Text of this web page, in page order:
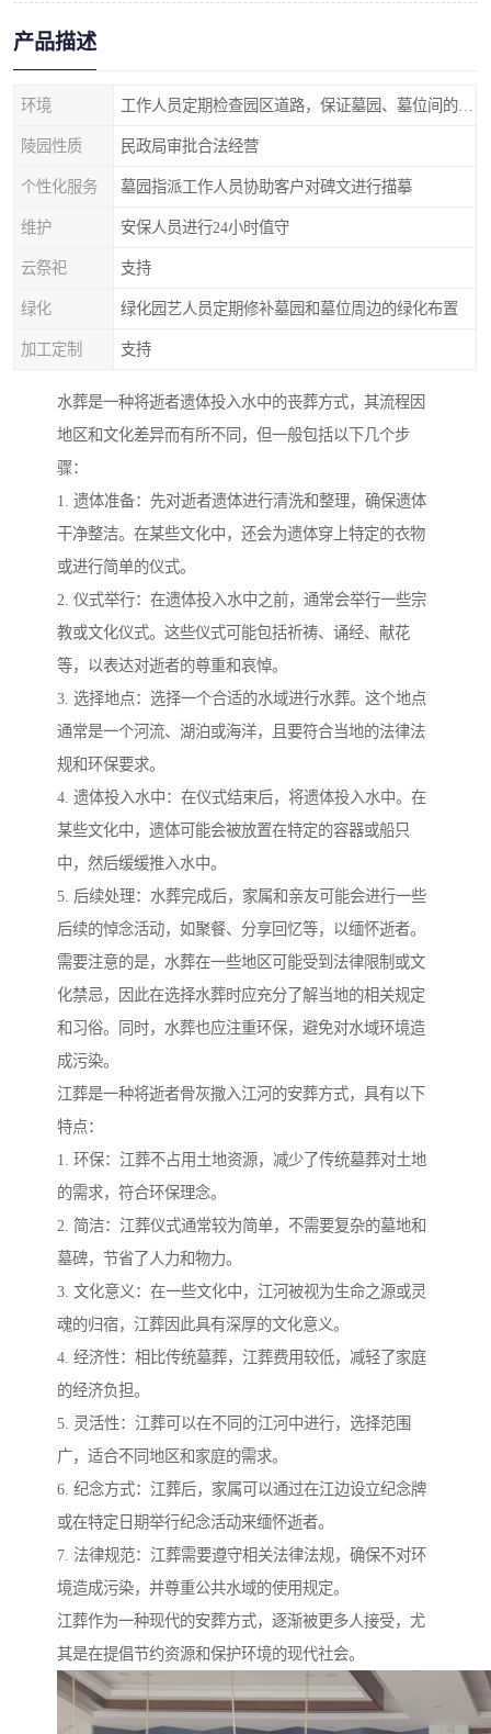
产品描述
环境
陵园性质 民政局审批合法经营
个性化服务 墓园指派工作人员协助客户对碑文进行描摹
维护 安保人员进行24小时值守
云祭祀 支持
绿化 绿化园艺人员定期修补墓园和墓位周边的绿化布置
加工定制 支持
水葬是一种将逝者遗体投入水中的丧葬方式，其流程因
地区和文化差异而有所不同，但一般包括以下几个步
骤：
1. 遗体准备：先对逝者遗体进行清洗和整理，确保遗体
干净整洁。在某些文化中，还会为遗体穿上特定的衣物
或进行简单的仪式。
2. 仪式举行：在遗体投入水中之前，通常会举行一些宗
教或文化仪式。这些仪式可能包括祈祷、诵经、献花
等，以表达对逝者的尊重和哀悼。
3. 选择地点：选择一个合适的水域进行水葬。这个地点
通常是一个河流、湖泊或海洋，且要符合当地的法律法
规和环保要求。
4. 遗体投入水中：在仪式结束后，将遗体投入水中。在
某些文化中，遗体可能会被放置在特定的容器或船只
中，然后缓缓推入水中。
5. 后续处理：水葬完成后，家属和亲友可能会进行一些
后续的悼念活动，如聚餐、分享回忆等，以缅怀逝者。
需要注意的是，水葬在一些地区可能受到法律限制或文
化禁忌，因此在选择水葬时应充分了解当地的相关规定
和习俗。同时，水葬也应注重环保，避免对水域环境造
成污染。
江葬是一种将逝者骨灰撒入江河的安葬方式，具有以下
特点：
1. 环保：江葬不占用土地资源，减少了传统墓葬对土地
的需求，符合环保理念。
2. 简洁：江葬仪式通常较为简单，不需要复杂的墓地和
墓碑，节省了人力和物力。
3. 文化意义：在一些文化中，江河被视为生命之源或灵
魂的归宿，江葬因此具有深厚的文化意义。
4. 经济性：相比传统墓葬，江葬费用较低，减轻了家庭
的经济负担。
5. 灵活性：江葬可以在不同的江河中进行，选择范围
广，适合不同地区和家庭的需求。
6. 纪念方式：江葬后，家属可以通过在江边设立纪念牌
或在特定日期举行纪念活动来缅怀逝者。
7. 法律规范：江葬需要遵守相关法律法规，确保不对环
境造成污染，并尊重公共水域的使用规定。
江葬作为一种现代的安葬方式，逐渐被更多人接受，尤
其是在提倡节约资源和保护环境的现代社会。